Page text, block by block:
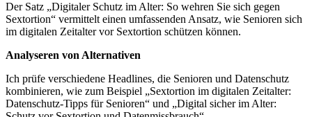
Der Satz „Digitaler Schutz im Alter: So wehren Sie sich gegen
Sextortion“ vermittelt einen umfassenden Ansatz, wie Senioren sich
im digitalen Zeitalter vor Sextortion schützen können.
Analyseren von Alternativen
Ich prüfe verschiedene Headlines, die Senioren und Datenschutz
kombinieren, wie zum Beispiel „Sextortion im digitalen Zeitalter:
Datenschutz-Tipps für Senioren“ und „Digital sicher im Alter: